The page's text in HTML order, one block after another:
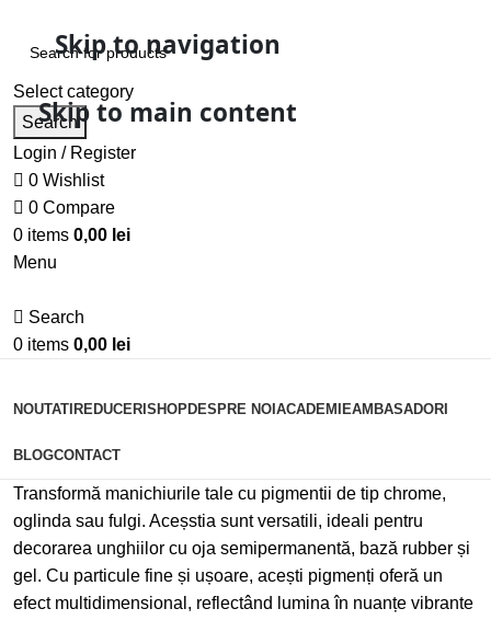
Skip to navigation
Skip to main content
Select category
Search
Login / Register
0 Wishlist
0 Compare
0 items 0,00 lei
Menu
Search
0 items 0,00 lei
NOUTATI REDUCERI SHOPDESPRE NOI ACADEMIEAMBASADORI
BLOGCONTACT
Transformă manichiurile tale cu pigmentii de tip chrome,
oglinda sau fulgi. Aceșstia sunt versatili, ideali pentru
decorarea unghiilor cu oja semipermanentă, bază rubber și
gel. Cu particule fine și ușoare, acești pigmenți oferă un
efect multidimensional, reflectând lumina în nuanțe vibrante